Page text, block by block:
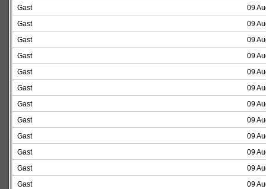
Gast
09
Gast
09
Gast
09
Gast
09
Gast
09
Gast
09
Gast
09
Gast
09
Gast
09
Gast
09
Gast
09
Gast
09